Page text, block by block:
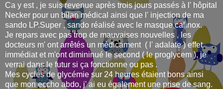
Ca y est , je suis revenue après trois jours passés à l' hôpital
Necker pour un bilan médical ainsi que l' injection de ma
sando LP.Super , sando réalisé avec le masque calinox.
Je repars avec pas trop de mauvaises nouvelles , les
docteurs m' ont arrêtés un médicament ( l' adalate ) effet
immédiat et m'ont dimininué le second ( le proglycem ), je
verrai dans le futur si ça fonctionne ou pas .
Mes cycles de glycémie sur 24 heures étaient bons ainsi
que mon eccho abdo, j' ai eu également une prise de sang.